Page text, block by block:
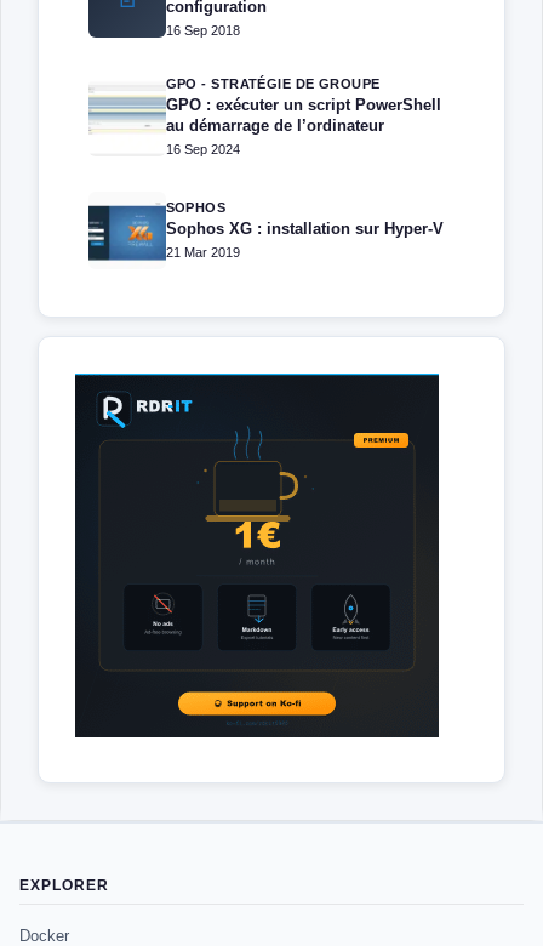
configuration
16 Sep 2018
GPO - STRATÉGIE DE GROUPE
GPO : exécuter un script PowerShell
au démarrage de l’ordinateur
16 Sep 2024
SOPHOS
Sophos XG : installation sur Hyper-V
21 Mar 2019
EXPLORER
Docker